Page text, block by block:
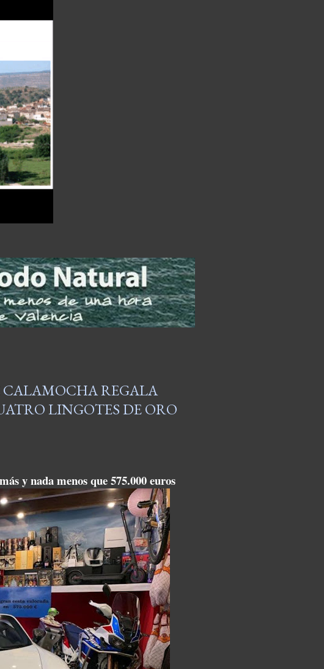
REGALA
LINGOTES DE ORO
y nada menos que 575.000 euros